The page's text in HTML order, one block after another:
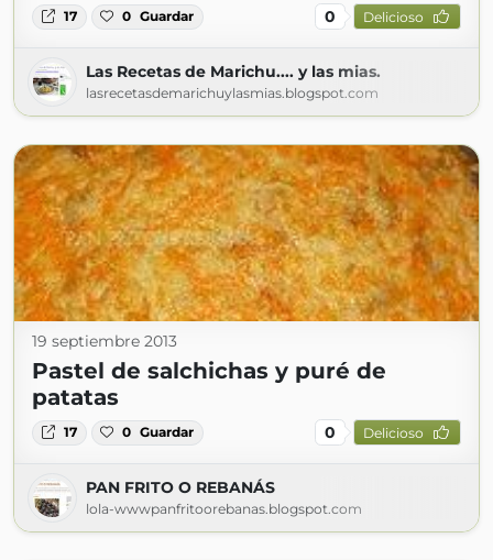
17 0 Guardar 0 Delicioso
Las Recetas de Marichu.... y las mias.
lasrecetasdemarichuylasmias.blogspot.com
19 septiembre 2013
Pastel de salchichas y puré de
patatas
17 0 Guardar 0 Delicioso
PAN FRITO O REBANÁS
lola-wwwpanfritoorebanas.blogspot.com